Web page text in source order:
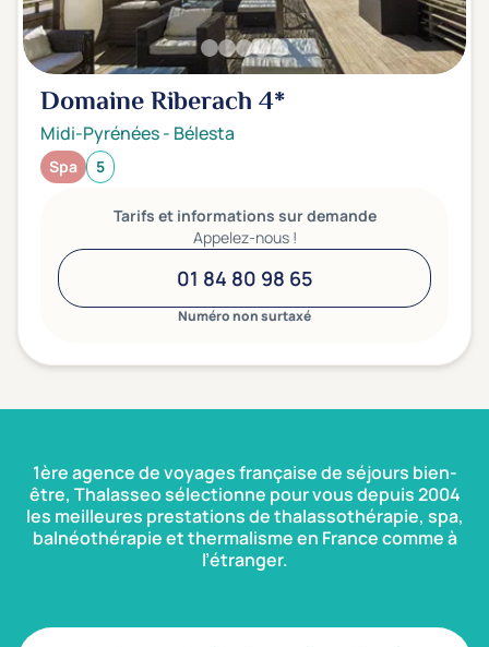
Domaine Riberach4*
Midi-Pyrénées- Bélesta
Spa 5
Tarifs et informations sur demande
Appelez-nous !
01 84 80 98 65
Numéro non surtaxé
1ère agence de voyages française de séjours bien-
être, Thalasseo sélectionne pour vous depuis 2004
les meilleures prestations de thalassothérapie, spa,
balnéothérapie et thermalisme en France comme à
l’étranger.